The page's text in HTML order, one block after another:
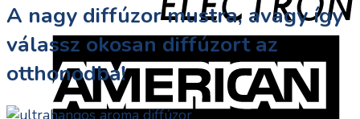
A nagy diffúzor mustra, avagy így
válassz okosan diffúzort az
otthonodba!